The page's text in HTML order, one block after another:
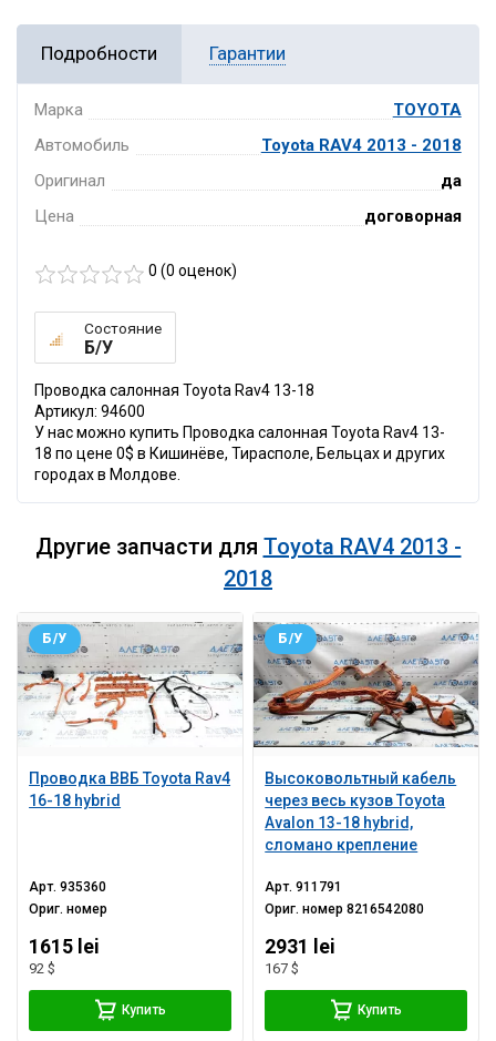
Подробности Гарантии
Марка
TOYOTA
Автомобиль
Toyota RAV4 2013 - 2018
Оригинал
да
Цена
договорная
0 (0 оценок)
Состояние
Б/У
Проводка салонная Toyota Rav4 13-18
Артикул: 94600
У нас можно купить Проводка салонная Toyota Rav4 13-
18 по цене 0$ в Кишинёве, Тирасполе, Бельцах и других
городах в Молдове.
Другие запчасти для Toyota RAV4 2013 -
2018
Проводка ВВБ Toyota Rav4
16-18 hybrid
Б/У
Арт.935360
Ориг. номер
1615 lei
92 $
Купить
Высоковольтный кабель
через весь кузов Toyota
Avalon 13-18 hybrid,
сломано крепление
Б/У
Арт.911791
Ориг. номер8216542080
2931 lei
167 $
Купить